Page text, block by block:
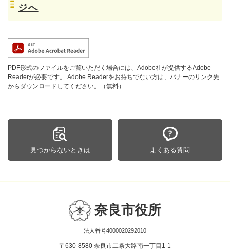
ジへ
PDF形式のファイルをご覧いただく場合には、Adobe社が提供するAdobe
Readerが必要です。
Adobe Readerをお持ちでない方は、バナーのリンク先
からダウンロードしてください。（無料）
見つからないときは よくある質問
奈良市役所
法人番号4000020292010
〒630-8580 奈良市二条大路南一丁目1-1